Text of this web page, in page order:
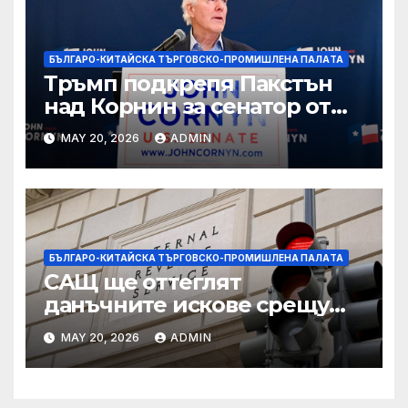
БЪЛГАРО-КИТАЙСКА ТЪРГОВСКО-ПРОМИШЛЕНА ПАЛAТА
Тръмп подкрепя Пакстън
над Корнин за сенатор от
Тексас в шокираща
подкрепа
MAY 20, 2026 ADMIN
БЪЛГАРО-КИТАЙСКА ТЪРГОВСКО-ПРОМИШЛЕНА ПАЛAТА
САЩ ще оттеглят
данъчните искове срещу
Тръмп „завинаги“ в
сделката за съдебно дело с
IRS
MAY 20, 2026 ADMIN